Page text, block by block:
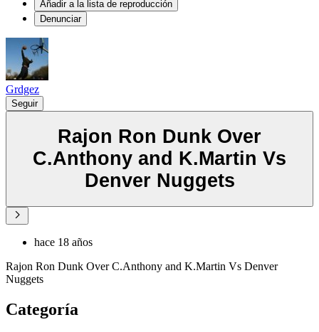
Añadir a la lista de reproducción
Denunciar
Grdgez
Seguir
Rajon Ron Dunk Over
C.Anthony and K.Martin Vs
Denver Nuggets
hace 18 años
Rajon Ron Dunk Over C.Anthony and K.Martin Vs Denver
Nuggets
Categoría